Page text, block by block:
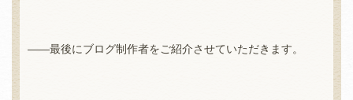
――最後にブログ制作者をご紹介させていただきます。